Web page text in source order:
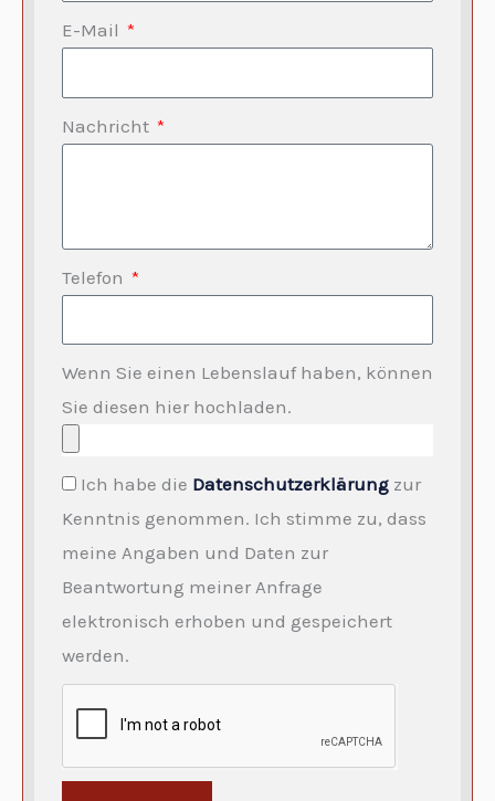
E-Mail
Nachricht
Telefon
Wenn Sie einen Lebenslauf haben, können
Sie diesen hier hochladen.
Ich habe die Datenschutzerklärung zur
Kenntnis genommen. Ich stimme zu, dass
meine Angaben und Daten zur
Beantwortung meiner Anfrage
elektronisch erhoben und gespeichert
werden.